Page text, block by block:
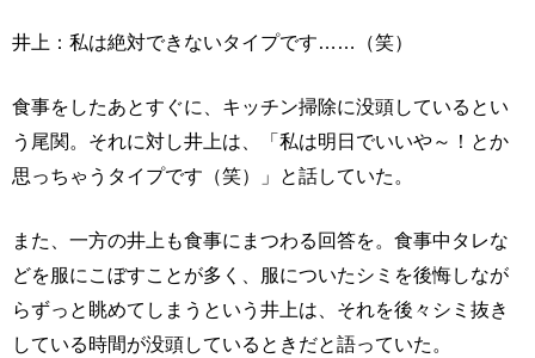
井上：私は絶対できないタイプです……（笑）
食事をしたあとすぐに、キッチン掃除に没頭しているとい
う尾関。それに対し井上は、「私は明日でいいや～！とか
思っちゃうタイプです（笑）」と話していた。
また、一方の井上も食事にまつわる回答を。食事中タレな
どを服にこぼすことが多く、服についたシミを後悔しなが
らずっと眺めてしまうという井上は、それを後々シミ抜き
している時間が没頭しているときだと語っていた。